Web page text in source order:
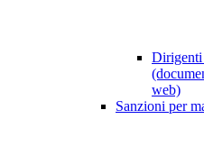
Dirigenti
web)
Sanzioni per